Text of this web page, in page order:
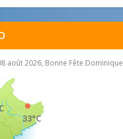
août 2026, Bonne Fête Dominique
33°C